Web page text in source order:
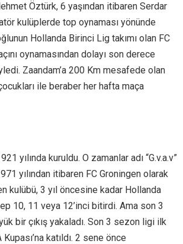
Öztürk, 6 yaşından itibaren Serdar
kulüplerde top oynaması yönünde
Hollanda Birinci Lig takımı olan FC
oynamasından dolayı son derece
Zaandam’a 200 Km mesafede olan
ile beraber her hafta maça
yılında kuruldu. O zamanlar adı “G.v.a.v”
yılından itibaren FC Groningen olarak
kulübü, 3 yıl öncesine kadar Hollanda
10, 11 veya 12’inci bitirdi. Ama son 3
bir çıkış yakaladı. Son 3 sezon ligi ilk
katıldı. 2 sene önce